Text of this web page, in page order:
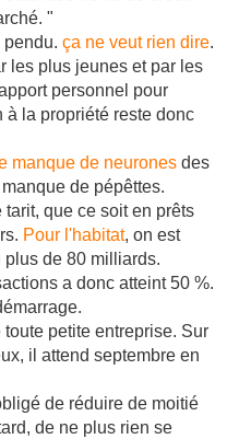
"
pendu. ça ne veut rien dire.
les plus jeunes et par les
personnel pour
la propriété reste donc
manque de neurones des
de pépêttes.
que ce soit en prêts
Pour l'habitat, on est
de 80 milliards.
a donc atteint 50 %.
petite entreprise. Sur
il attend septembre en
de réduire de moitié
de ne plus rien se